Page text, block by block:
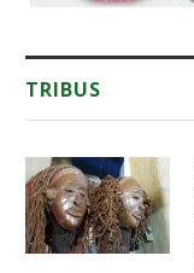
TRIBUS